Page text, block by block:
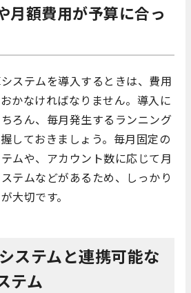
月額費用が予算に合っ
ステムを導入するときは、費用
かなければなりません。導入に
ろん、毎月発生するランニング
しておきましょう。毎月固定の
ムや、アカウント数に応じて月
テムなどがあるため、しっかり
大切です。
ステムと連携可能な
テム